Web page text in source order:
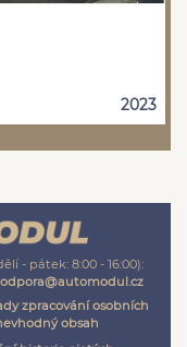
2023
- pátek: 8:00 - 16:00):
zpracování osobních
obsah